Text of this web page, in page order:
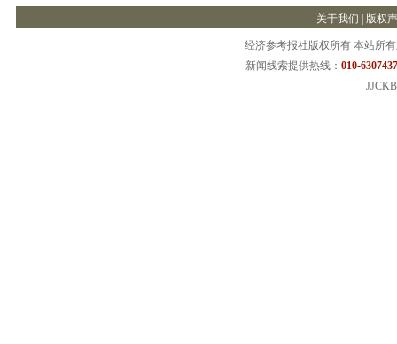
关于我们 版权
经济参考报社版权所有 本站所
新闻线索提供热线： 010-